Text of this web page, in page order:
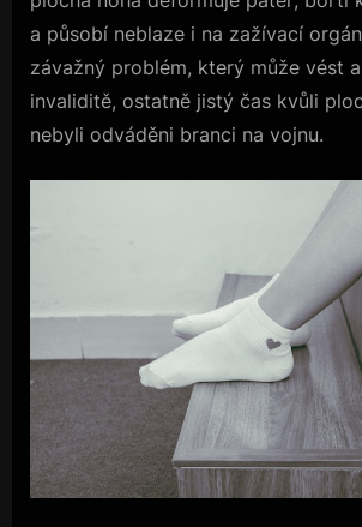
a působí neblaze i na zažívací
závažný problém, který může vést
invaliditě, ostatně jistý čas kvůli
nebyli odváděni branci na vojnu.